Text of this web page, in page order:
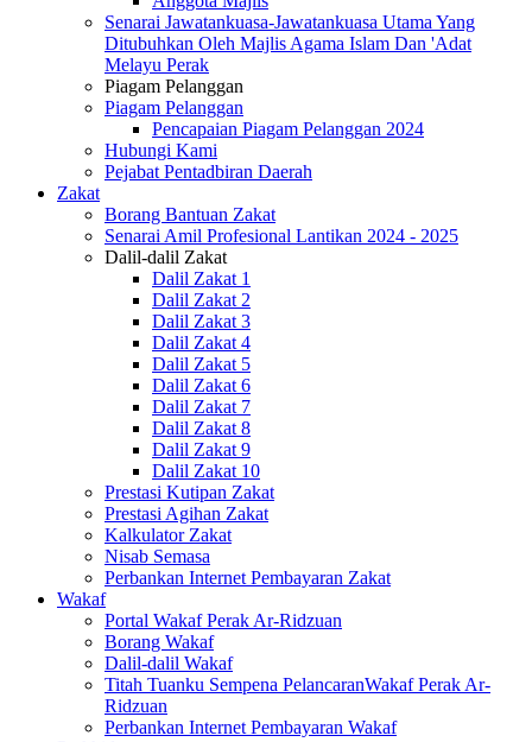
Senarai Jawatankuasa-Jawatankuasa Utama Yang
Ditubuhkan Oleh Majlis Agama Islam Dan 'Adat
Melayu Perak
Piagam Pelanggan
Piagam Pelanggan
Pencapaian Piagam Pelanggan 2024
Hubungi Kami
Pejabat Pentadbiran Daerah
Zakat
Borang Bantuan Zakat
Senarai Amil Profesional Lantikan 2024 - 2025
Dalil-dalil Zakat
Dalil Zakat 1
Dalil Zakat 2
Dalil Zakat 3
Dalil Zakat 4
Dalil Zakat 5
Dalil Zakat 6
Dalil Zakat 7
Dalil Zakat 8
Dalil Zakat 9
Dalil Zakat 10
Prestasi Kutipan Zakat
Prestasi Agihan Zakat
Kalkulator Zakat
Nisab Semasa
Perbankan Internet Pembayaran Zakat
Wakaf
Portal Wakaf Perak Ar-Ridzuan
Borang Wakaf
Dalil-dalil Wakaf
Titah Tuanku Sempena PelancaranWakaf Perak Ar-
Ridzuan
Perbankan Internet Pembayaran Wakaf